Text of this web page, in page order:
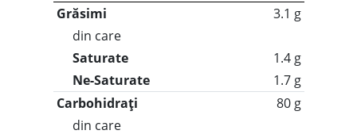
Grăsimi
3.1 g
din care
Saturate
1.4 g
Ne-Saturate
1.7 g
Carbohidrați
80 g
din care